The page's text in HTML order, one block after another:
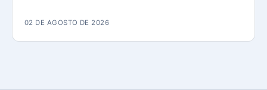
02 DE AGOSTO DE 2026